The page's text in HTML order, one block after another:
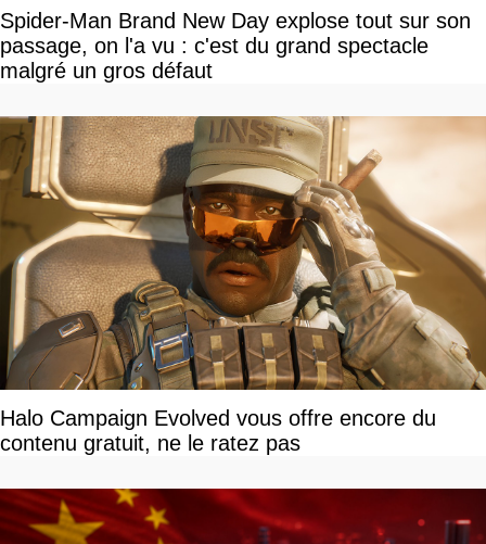
Spider-Man Brand New Day explose tout sur son
passage, on l'a vu : c'est du grand spectacle
malgré un gros défaut
Halo Campaign Evolved vous offre encore du
contenu gratuit, ne le ratez pas